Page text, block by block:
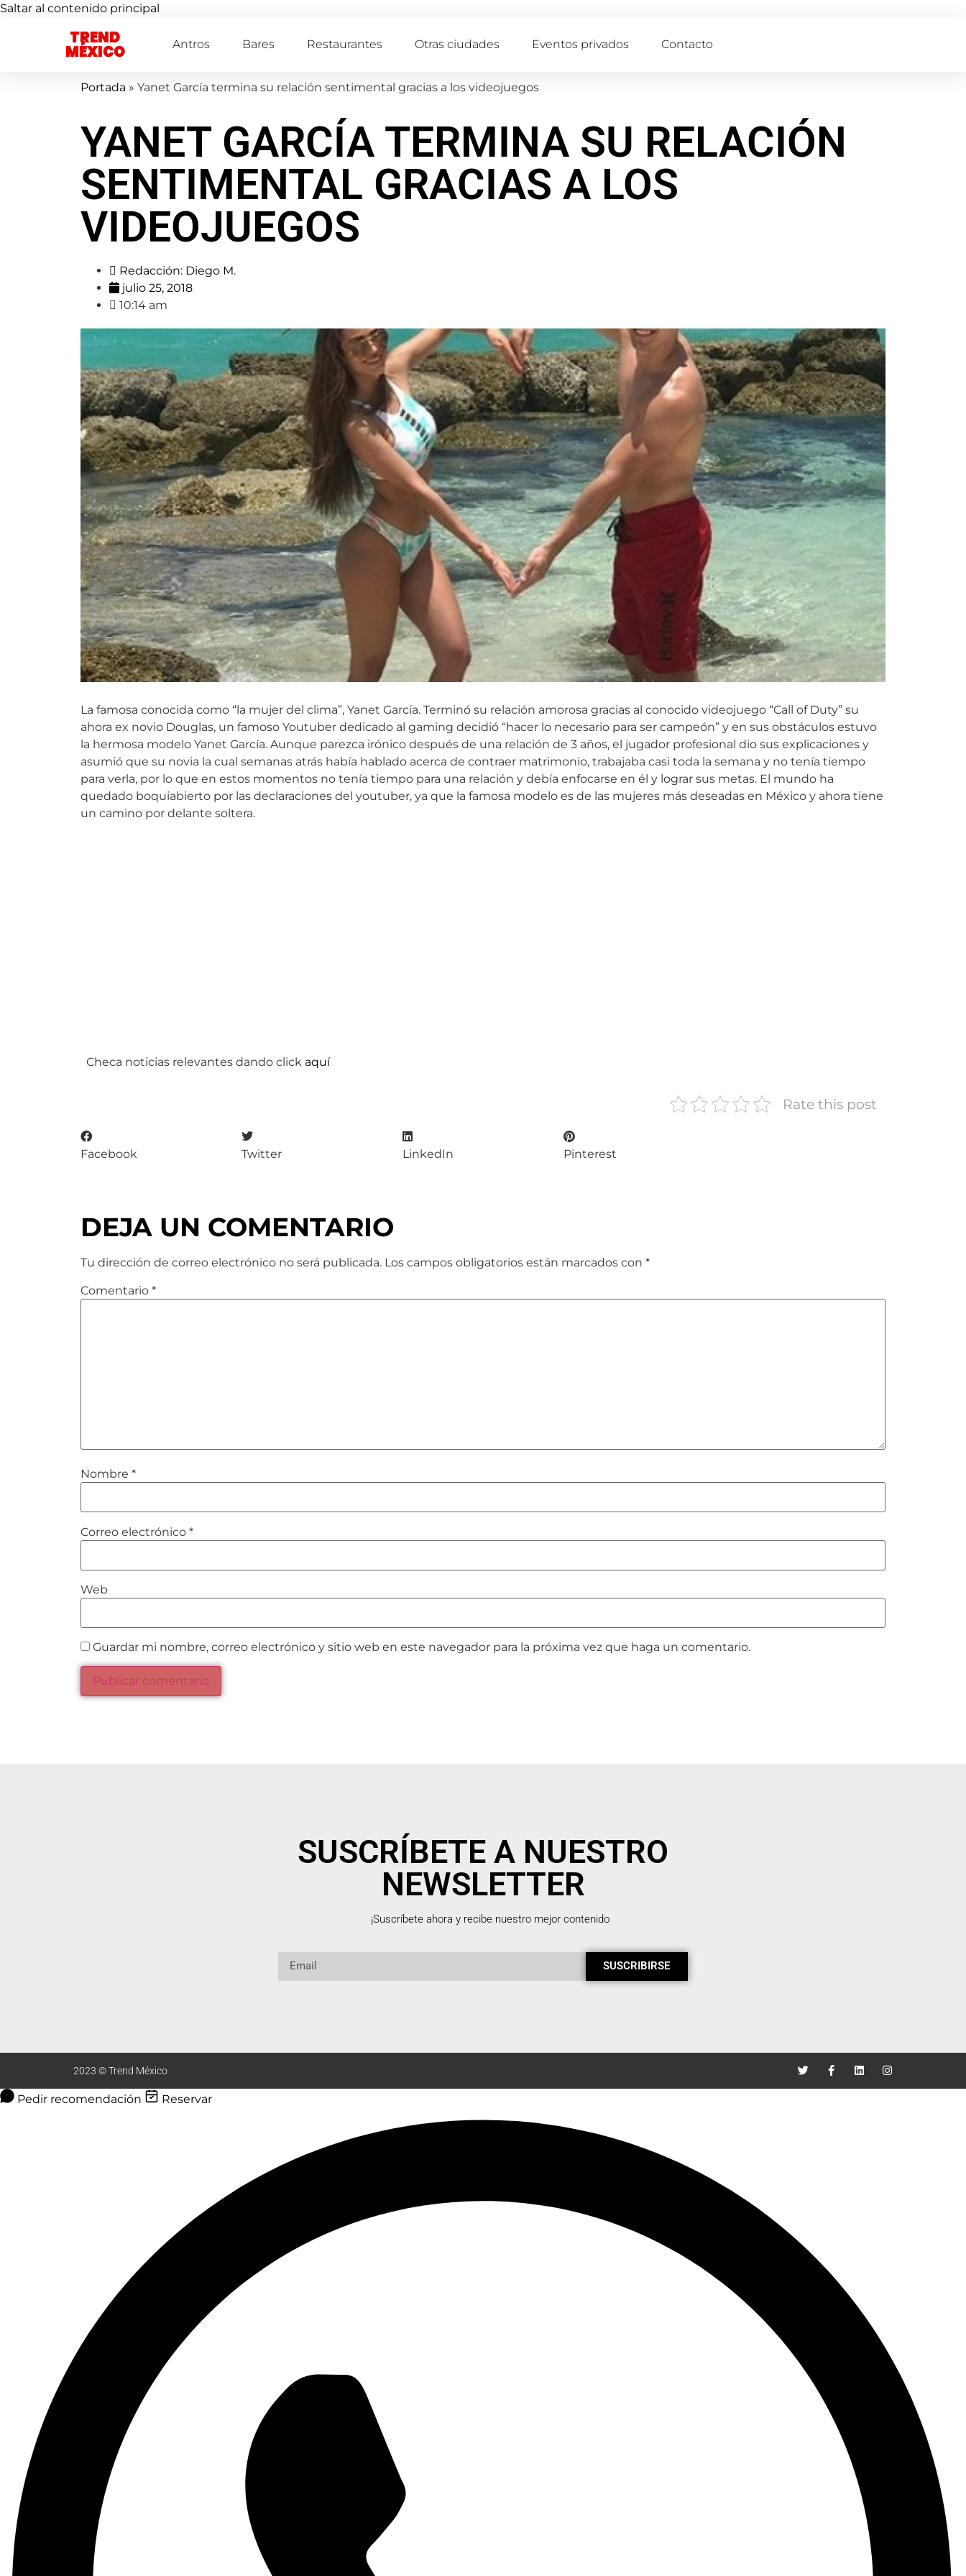
Saltar al contenido principal
TREND
MÉXICO Antros Bares Restaurantes Otras ciudades Eventos privados Contacto
Portada » Yanet García termina su relación sentimental gracias a los videojuegos
YANET GARCÍA TERMINA SU RELACIÓN
SENTIMENTAL GRACIAS A LOS
VIDEOJUEGOS
Redacción: Diego M.
julio 25, 2018
10:14 am
La famosa conocida como “la mujer del clima”, Yanet García. Terminó su relación amorosa gracias al conocido videojuego “Call of Duty” su
ahora ex novio Douglas, un famoso Youtuber dedicado al gaming decidió “hacer lo necesario para ser campeón” y en sus obstáculos estuvo
la hermosa modelo Yanet García. Aunque parezca irónico después de una relación de 3 años, el jugador profesional dio sus explicaciones y
asumió que su novia la cual semanas atrás había hablado acerca de contraer matrimonio, trabajaba casi toda la semana y no tenía tiempo
para verla, por lo que en estos momentos no tenía tiempo para una relación y debía enfocarse en él y lograr sus metas. El mundo ha
quedado boquiabierto por las declaraciones del youtuber, ya que la famosa modelo es de las mujeres más deseadas en México y ahora tiene
un camino por delante soltera.
Checa noticias relevantes dando click aquí
Rate this post
Facebook Twitter LinkedIn Pinterest
DEJA UN COMENTARIO
Tu dirección de correo electrónico no será publicada. Los campos obligatorios están marcados con *
Comentario *
Nombre *
Correo electrónico *
Web
Guardar mi nombre, correo electrónico y sitio web en este navegador para la próxima vez que haga un comentario.
SUSCRÍBETE A NUESTRO
NEWSLETTER
¡Suscríbete ahora y recibe nuestro mejor contenido
SUSCRIBIRSE
2023 © Trend México
Pedir recomendación Reservar